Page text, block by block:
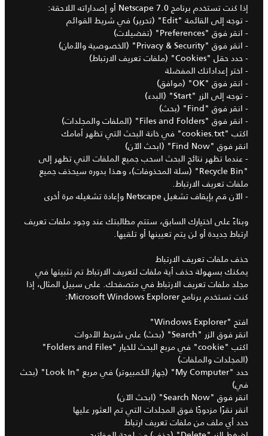
إذا كنت تستخدم برنامج Netscape 7.0 أو إصداراته اللاحقة:
- توجه إلى القائمة "Edit" (تحرير) في شريط القوائم
- انقر فوق "Preferences" (تفضيلات)
- انقر فوق "Privacy & Security" (الخصوصية والأمان)
- حدد حقل "Cookies" (ملفات تعريف الارتباط)
- اختر إعداداتك المفضلة
- انقر فوق "OK" (موافق)
- توجه إلى الزر "Start" (البدء)
- انقر فوق "Find" (بحث)
- انقر فوق "Files and Folders" (الملفات والمجلدات)
اكتب "cookies.txt" في خانة البحث التي تظهر أمامك
انقر فوق "Find Now" (ابحث الآن)
- عندما تظهر نتائج البحث اسحب جميع الملفات التي تظهر إلى
"Recycle Bin" (سلة المحذوفات)، وهذا بدوره سيحذف جميع
ملفات تعريف الارتباط.
- الآن قم بإيقاف تشغيل Netscape وإعادة تشغيله مرة أخرى
وبناءً على اختيارك السابق، ستتم مطالبتك عند وجود ملفات تعريف
ارتباط جديدة أو لن يتم تعيينها أو تلقيها.
حذف ملفات تعريف الارتباط
يمكنك بسهولة حذف أية ملفات لتعريف الارتباط تم تثبيتها في
مجلد ملفات تعريف الارتباط في متصفحك. على سبيل المثال، إذا
كنت تستخدم برنامج Microsoft Windows Explorer:
افتح "Windows Explorer"
انقر فوق الزر "Search" (بحث) على شريط الأدوات
اكتب "cookie" في مربع البحث للخيار "Folders and Files"
(المجلدات والملفات)
حدد "My Computer" (جهاز الكمبيوتر) في مربع "Look In" (بحث
في)
انقر فوق "Search Now" (ابحث الآن)
انقر نقرًا مزدوجًا فوق المجلدات التي تم العثور عليها
حدد أي ملف من ملفات تعريف ارتباط